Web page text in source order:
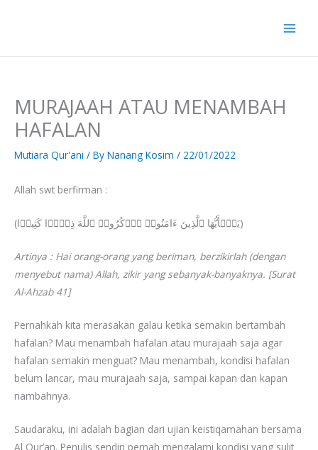
MURAJAAH ATAU MENAMBAH
HAFALAN
Mutiara Qur'ani / By Nanang Kosim / 22/01/2022
Allah swt berfirman :
(یَـٰۤأَیُّهَا ٱلَّذِینَ ءَامَنُوا۟ ٱذۡكُرُوا۟ ٱللَّهَ ذِكۡرࣰا كَثِیرࣰا)
Artinya : Hai orang-orang yang beriman, berzikirlah (dengan
menyebut nama) Allah, zikir yang sebanyak-banyaknya. [Surat
Al-Ahzab 41]
Pernahkah kita merasakan galau ketika semakin bertambah
hafalan? Mau menambah hafalan atau murajaah saja agar
hafalan semakin menguat? Mau menambah, kondisi hafalan
belum lancar, mau murajaah saja, sampai kapan dan kapan
nambahnya.
Saudaraku, ini adalah bagian dari ujian keistiqamahan bersama
Al Qur’an. Penulis sendiri pernah mengalami kondisi yang sulit